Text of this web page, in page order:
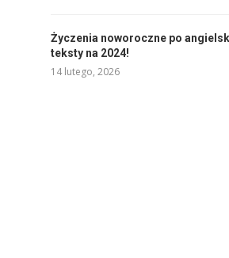
Życzenia noworoczne po
teksty na 2024!
14 lutego, 2026